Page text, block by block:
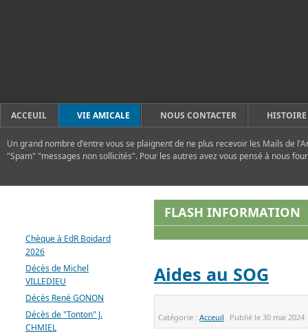
ACCEUIL VIE AMICALE NOUS CONTACTER
Un grand nombre d'entre vous se plaignent de ne plus recevoir les Mails de
"Spam" "messages non sollicités". Pour les autres avez vous pensé à nous
FLASH INFORMATION
Aides au SOG
Catégorie :Acceuil Publié le30 mai 2024
Chèque à EdR Boidard
2026
Décès de Michel
VILLEDIEU
Décès René GONON
Décès de "Tonton" J.
CHMIEL